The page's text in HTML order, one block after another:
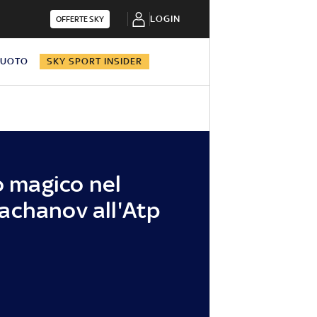
OFFERTE SKY LOGIN
SKY SPORT INSIDER
nel
all'Atp